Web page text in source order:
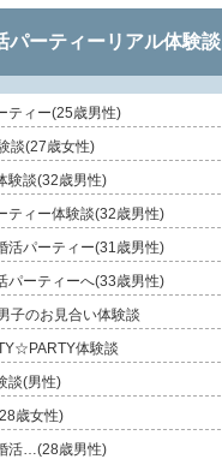
パーティーリアル体験談
ティー(25歳男性)
談(27歳女性)
験談(32歳男性)
ティー体験談(32歳男性)
活パーティー(31歳男性)
パーティーへ(33歳男性)
子のお見合い体験談
体験談
談(男性)
歳女性)
活…(28歳男性)